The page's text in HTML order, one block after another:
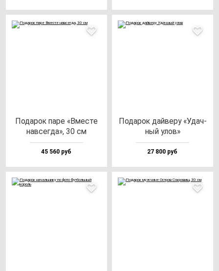
Пода­рок па­ре «Вмес­те
нав­сег­да», 30 см
45 560 руб
Пода­рок дай­ве­ру «Удач­
ный улов»
27 800 руб